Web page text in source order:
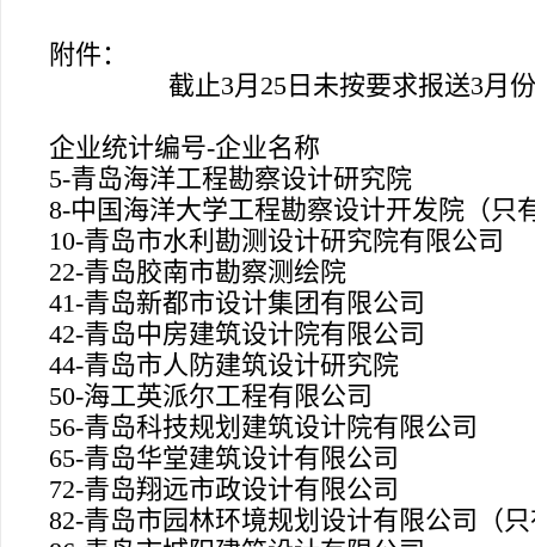
附件：
截止3月 25日未按要求报送3月
企业统计编号-企业名称
5-青岛海洋工程勘察设计研究院
8-中国海洋大学工程勘察设计开发院（只
10-青岛市水利勘测设计研究院有限公司
22-青岛胶南市勘察测绘院
41-青岛新都市设计集团有限公司
42-青岛中房建筑设计院有限公司
44-青岛市人防建筑设计研究院
50-海工英派尔工程有限公司
56-青岛科技规划建筑设计院有限公司
65-青岛华堂建筑设计有限公司
72-青岛翔远市政设计有限公司
82-青岛市园林环境规划设计有限公司（